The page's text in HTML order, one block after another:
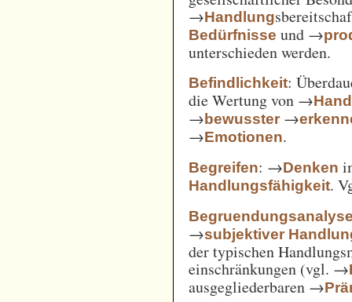
→Handlung
Bedürfnisse und →
unterschieden werden.
Befindlichkeit:
die Wertung von →
→bewusster →
→Emotionen.
Begreifen: →Denken
Handlungsfähigkeit.
→subjektiver
der typischen
einschränkungen (vgl. →
ausgegliederbaren →